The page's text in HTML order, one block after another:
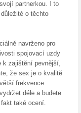
Akce
a
co jste